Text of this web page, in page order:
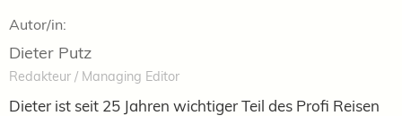
Autor/in:
Dieter Putz
Redakteur / Managing Editor
Dieter ist seit 25 Jahren wichtiger Teil des Profi Reisen